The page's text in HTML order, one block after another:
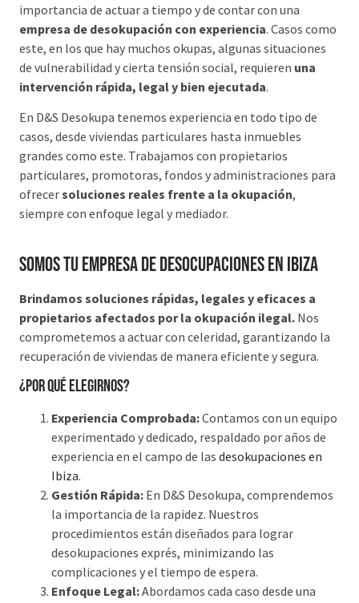
importancia de actuar a tiempo y de contar con una
empresa de desokupación con experiencia. Casos como
este, en los que hay muchos okupas, algunas situaciones
de vulnerabilidad y cierta tensión social, requieren una
intervención rápida, legal y bien ejecutada.
En D&S Desokupa tenemos experiencia en todo tipo de
casos, desde viviendas particulares hasta inmuebles
grandes como este. Trabajamos con propietarios
particulares, promotoras, fondos y administraciones para
ofrecersoluciones reales frente a la okupación,
siempre con enfoque legal y mediador.
Somos tu Empresa de desocupaciones en Ibiza
Brindamos soluciones rápidas, legales y eficaces a
propietarios afectados por la okupación ilegal. Nos
comprometemos a actuar con celeridad, garantizando la
recuperación de viviendas de manera eficiente y segura.
¿Por qué elegirnos?
Experiencia Comprobada:Contamos con un equipo
experimentado y dedicado, respaldado por años de
experiencia en el campo de las desokupaciones en
Ibiza.
Gestión Rápida: En D&S Desokupa, comprendemos
la importancia de la rapidez. Nuestros
procedimientos están diseñados para lograr
desokupaciones exprés, minimizando las
complicaciones y el tiempo de espera.
Enfoque Legal:Abordamos cada caso desde una